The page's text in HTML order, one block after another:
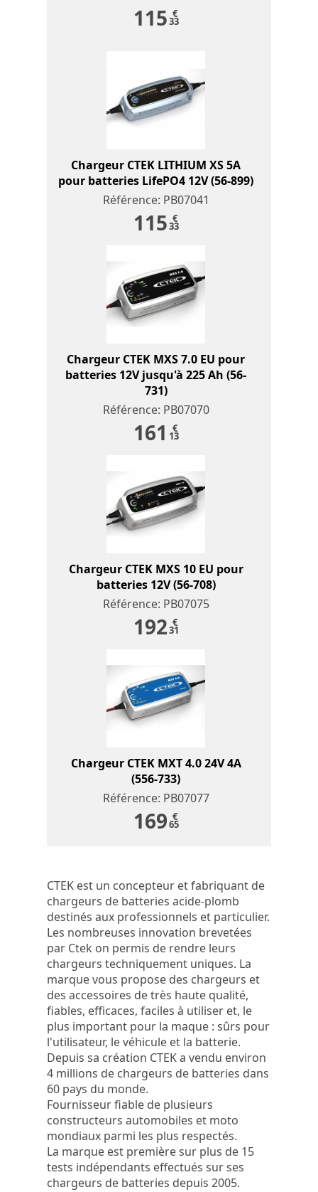
115 €
33
Chargeur CTEK LITHIUM XS 5A
pour batteries LifePO4 12V (56-899)
Référence: PB07041
115 €
33
Chargeur CTEK MXS 7.0 EU pour
batteries 12V jusqu'à 225 Ah (56-
731)
Référence: PB07070
161 €
13
Chargeur CTEK MXS 10 EU pour
batteries 12V (56-708)
Référence: PB07075
192 €
31
Chargeur CTEK MXT 4.0 24V 4A
(556-733)
Référence: PB07077
169 €
65
CTEK est un concepteur et fabriquant de
chargeurs de batteries acide-plomb
destinés aux professionnels et particulier.
Les nombreuses innovation brevetées
par Ctek on permis de rendre leurs
chargeurs techniquement uniques. La
marque vous propose des chargeurs et
des accessoires de très haute qualité,
fiables, efficaces, faciles à utiliser et, le
plus important pour la maque : sûrs pour
l'utilisateur, le véhicule et la batterie.
Depuis sa création CTEK a vendu environ
4 millions de chargeurs de batteries dans
60 pays du monde.
Fournisseur fiable de plusieurs
constructeurs automobiles et moto
mondiaux parmi les plus respectés.
La marque est première sur plus de 15
tests indépendants effectués sur ses
chargeurs de batteries depuis 2005.